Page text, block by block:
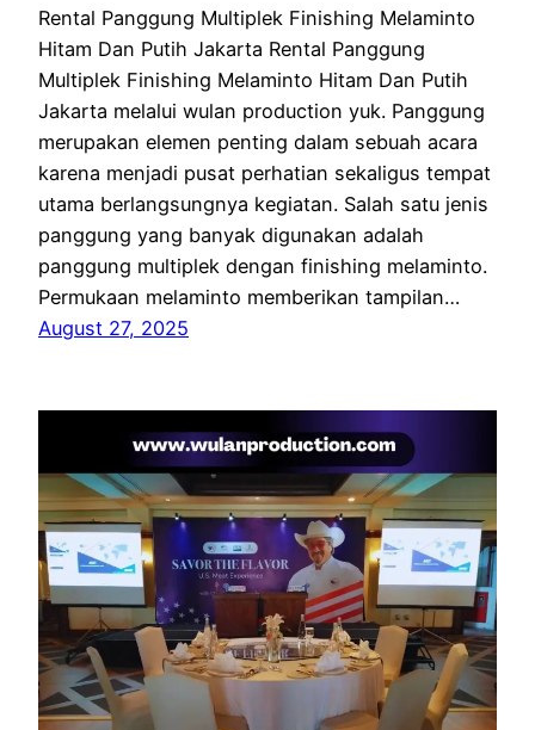
Rental Panggung Multiplek Finishing Melaminto
Hitam Dan Putih Jakarta Rental Panggung
Multiplek Finishing Melaminto Hitam Dan Putih
Jakarta melalui wulan production yuk. Panggung
merupakan elemen penting dalam sebuah acara
karena menjadi pusat perhatian sekaligus tempat
utama berlangsungnya kegiatan. Salah satu jenis
panggung yang banyak digunakan adalah
panggung multiplek dengan finishing melaminto.
Permukaan melaminto memberikan tampilan…
August 27, 2025